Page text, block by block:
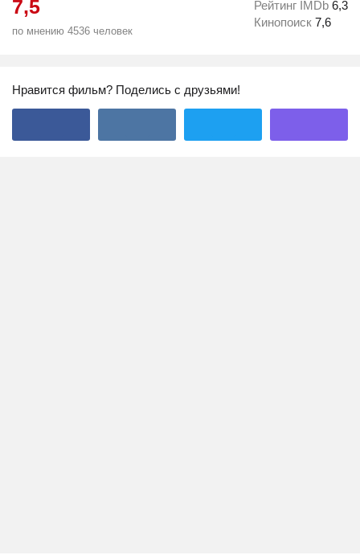
7,5
по мнению 4536 человек
Рейтинг IMDb 6,3
Кинопоиск 7,6
Нравится фильм? Поделись с друзьями!